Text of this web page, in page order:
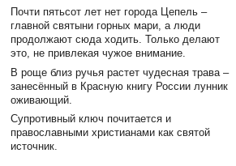
Почти пятьсот лет нет города Цепель –
главной святыни горных мари, а люди
продолжают сюда ходить. Только делают
это, не привлекая чужое внимание.
В роще близ ручья растет чудесная трава –
занесённый в Красную книгу России лунник
оживающий.
Супротивный ключ почитается и
православными христианами как святой
источник.